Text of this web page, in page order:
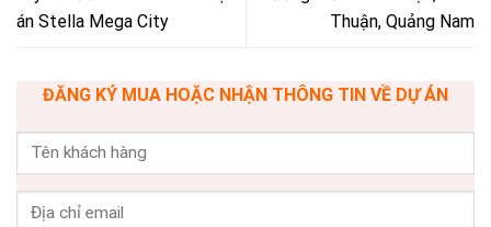
án Stella Mega City
Thuận, Quảng Nam
ĐĂNG KÝ MUA HOẶC NHẬN THÔNG TIN VỀ DỰ ÁN